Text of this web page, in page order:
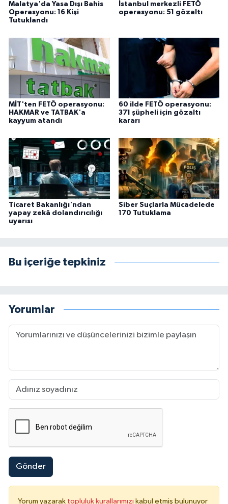
Malatya'da Yasa Dışı Bahis
Operasyonu: 16 Kişi
Tutuklandı
İstanbul merkezli FETÖ
operasyonu: 51 gözaltı
MİT'ten FETÖ operasyonu:
HAKMAR ve TATBAK'a
kayyum atandı
60 ilde FETÖ operasyonu:
371 şüpheli için gözaltı
kararı
Ticaret Bakanlığı'ndan
yapay zekâ dolandırıcılığı
uyarısı
Siber Suçlarla Mücadelede
170 Tutuklama
Bu içeriğe tepkiniz
Yorumlar
Gönder
Yorum yazarak topluluk kurallarımızı kabul etmiş bulunuyor